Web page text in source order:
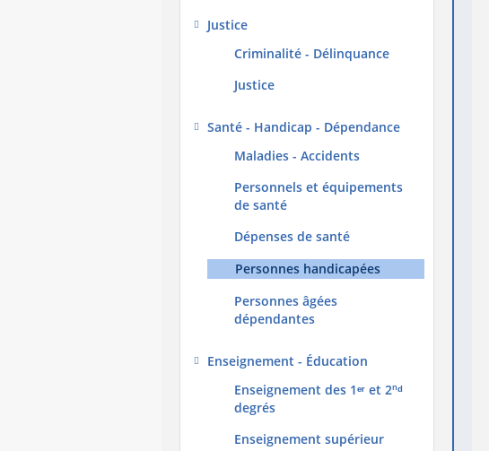
Justice
Criminalité - Délinquance
Justice
Santé - Handicap - Dépendance
Maladies - Accidents
Personnels et équipements
de santé
Dépenses de santé
Personnes handicapées
Personnes âgées
dépendantes
Enseignement - Éducation
Enseignement des 1ᵉʳ et 2ⁿᵈ
degrés
Enseignement supérieur